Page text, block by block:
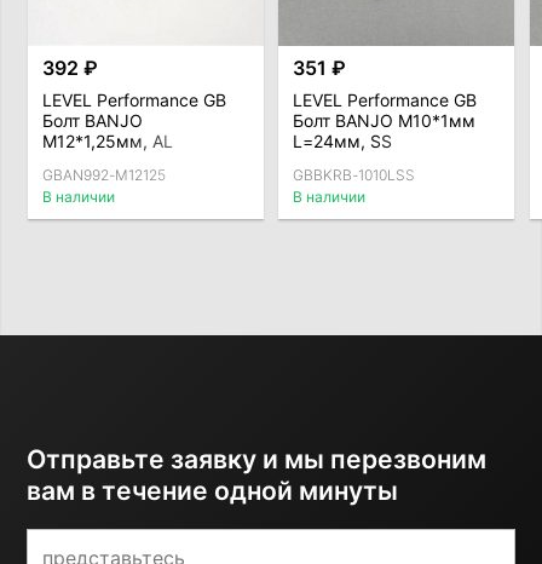
392 ₽
LEVEL Performance GB
Болт BANJO
М12*1,25мм, AL
GBAN992-M12125
В наличии
351 ₽
LEVEL Performance GB
Болт BANJO М10*1мм
L=24мм, SS
GBBKRB-1010LSS
В наличии
Отправьте заявку и мы перезвоним
вам в течение одной минуты